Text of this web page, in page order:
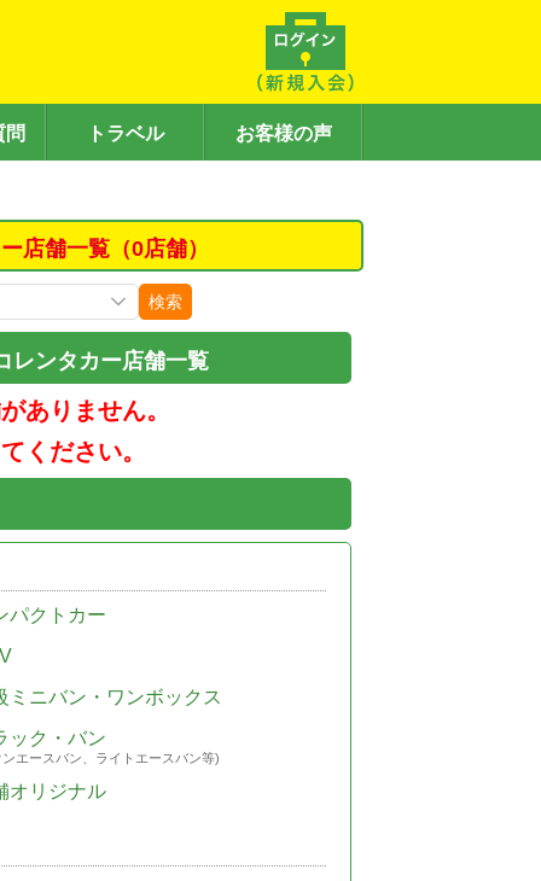
問 トラベル お客様の声
店舗一覧（0店舗）
検索
レンタカー店舗一覧
ありません。
ください。
パクトカー
ミニバン・ワンボックス
ック・バン
エースバン、ライトエースバン等)
オリジナル